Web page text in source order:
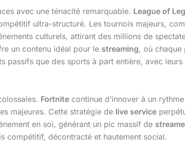
avec une ténacité remarquable. League of
ultra-structuré. Les tournois majeurs,
culturels, attirant des millions de
un contenu idéal pour le streaming, où chaque
passifs que des sports à part entière, avec
Fortnite continue d’innover à un
majeures. Cette stratégie de live service
en soi, générant un pic massif de
compétitif, décontracté et hautement social.